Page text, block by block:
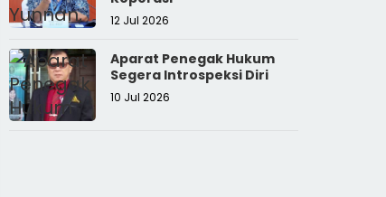
12 Jul 2026
Aparat Penegak Hukum
Segera Introspeksi Diri
10 Jul 2026